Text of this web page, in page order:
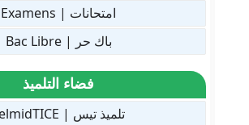
امتحانات | Examens
باك حر | Bac Libre
فضاء التلميذ
تلميذ تيس | TelmidTICE